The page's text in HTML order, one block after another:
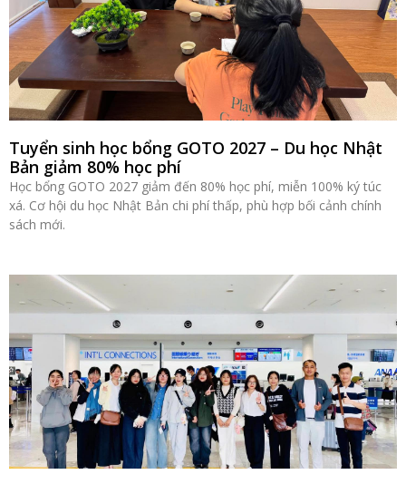
Tuyển sinh học bổng GOTO 2027 – Du học Nhật
Bản giảm 80% học phí
Học bổng GOTO 2027 giảm đến 80% học phí, miễn 100% ký túc
xá. Cơ hội du học Nhật Bản chi phí thấp, phù hợp bối cảnh chính
sách mới.